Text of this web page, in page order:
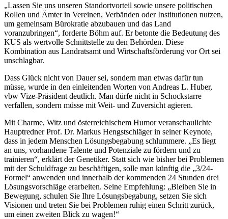
„Lassen Sie uns unseren Standortvorteil sowie unsere politischen
Rollen und Ämter in Vereinen, Verbänden oder Institutionen nutzen,
um gemeinsam Bürokratie abzubauen und das Land
voranzubringen“, forderte Böhm auf. Er betonte die Bedeutung des
KUS als wertvolle Schnittstelle zu den Behörden. Diese
Kombination aus Landratsamt und Wirtschaftsförderung vor Ort sei
unschlagbar.
Dass Glück nicht von Dauer sei, sondern man etwas dafür tun
müsse, wurde in den einleitenden Worten von Andreas L. Huber,
vbw Vize-Präsident deutlich. Man dürfe nicht in Schockstarre
verfallen, sondern müsse mit Weit- und Zuversicht agieren.
Mit Charme, Witz und österreichischem Humor veranschaulichte
Hauptredner Prof. Dr. Markus Hengstschläger in seiner Keynote,
dass in jedem Menschen Lösungsbegabung schlummere. „Es liegt
an uns, vorhandene Talente und Potenziale zu fördern und zu
trainieren“, erklärt der Genetiker. Statt sich wie bisher bei Problemen
mit der Schuldfrage zu beschäftigen, solle man künftig die „3/24-
Formel“ anwenden und innerhalb der kommenden 24 Stunden drei
Lösungsvorschläge erarbeiten. Seine Empfehlung: „Bleiben Sie in
Bewegung, schulen Sie Ihre Lösungsbegabung, setzen Sie sich
Visionen und treten Sie bei Problemen ruhig einen Schritt zurück,
um einen zweiten Blick zu wagen!“